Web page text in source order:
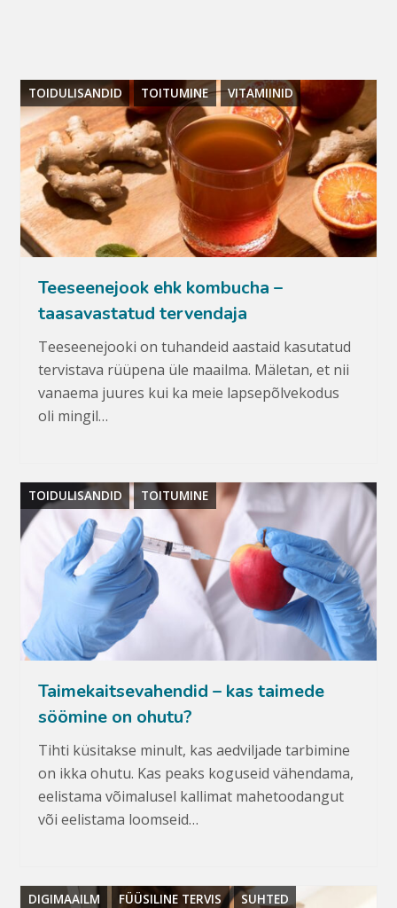
TOIDULISANDID TOITUMINE VITAMIINID
Teeseenejook ehk kombucha –
taasavastatud tervendaja
Teeseenejooki on tuhandeid aastaid kasutatud
tervistava rüüpena üle maailma. Mäletan, et nii
vanaema juures kui ka meie lapsepõlvekodus
oli mingil…
TOIDULISANDID TOITUMINE
Taimekaitsevahendid – kas taimede
söömine on ohutu?
Tihti küsitakse minult, kas aedviljade tarbimine
on ikka ohutu. Kas peaks koguseid vähendama,
eelistama võimalusel kallimat mahetoodangut
või eelistama loomseid…
DIGIMAAILM FÜÜSILINE TERVIS
SUHTED